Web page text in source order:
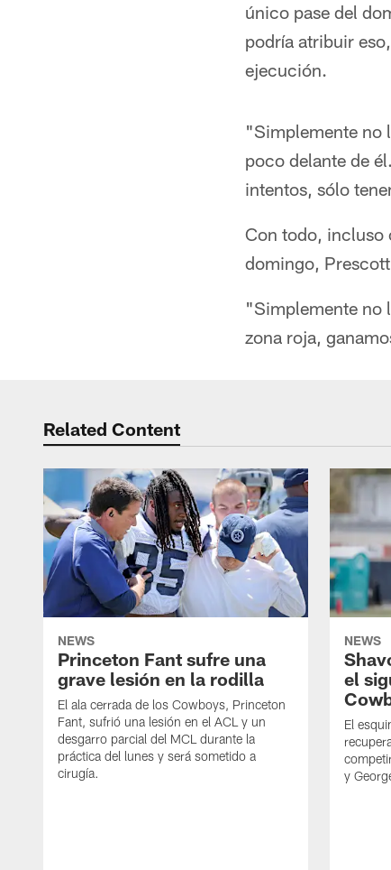
único pase del
podría atribuir
ejecución.
"Simplemente no
poco delante de
intentos, sólo
Con todo, incluso
domingo,
"Simplemente no
zona roja,
Related Content
NEWS
Princeton Fant sufre una
grave lesión en la rodilla
El ala cerrada de los Cowboys, Princeton
Fant, sufrió una lesión en el ACL y un
desgarro parcial del MCL durante la
práctica del lunes y será sometido a
cirugía.
NEWS
el
El
y